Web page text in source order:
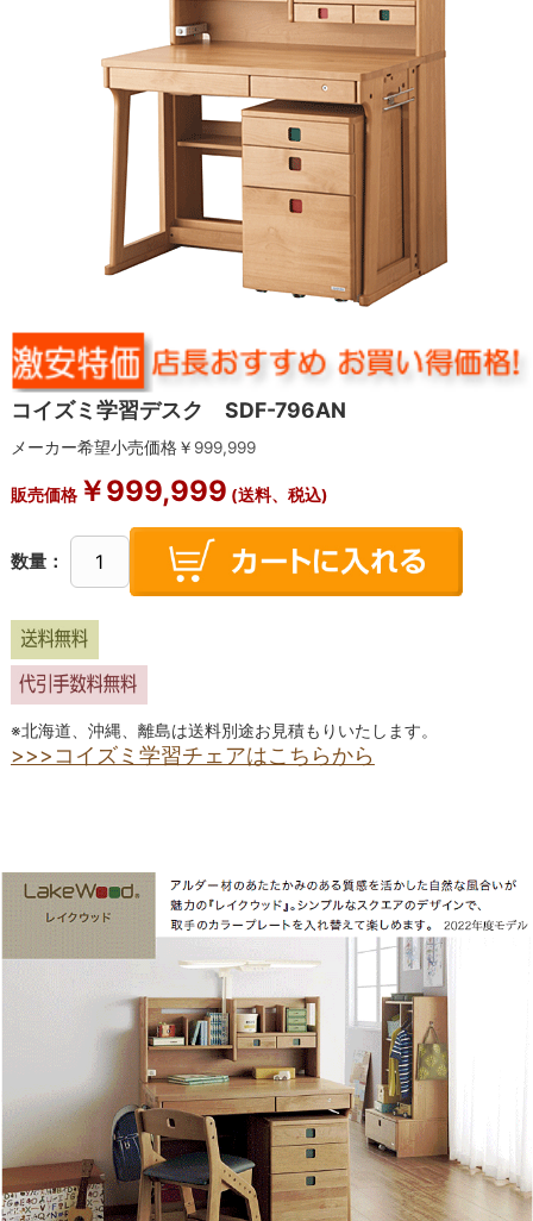
コイズミ学習デスク SDF-796AN
メーカー希望小売価格￥ 999,999
販売価格￥999,999 (送料、税込)
数量：
※北海道、沖縄、離島は送料別途お見積もりいたします。
>>>コイズミ学習チェアはこちらから